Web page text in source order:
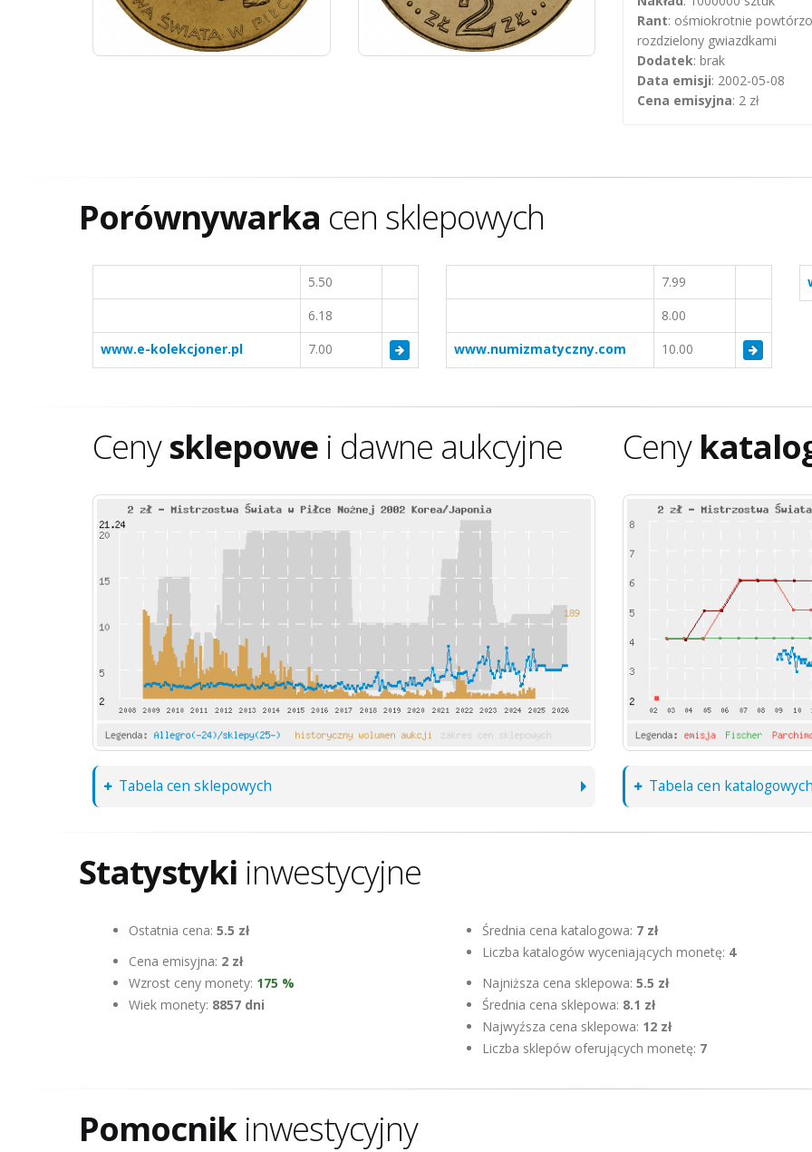
Rant: ośmiokrotnie
rozdzielony gwiazdkami
Dodatek: brak
Data emisji: 2002-05-08
Cena emisyjna: 2 zł
Porównywarka cen sklepowych
5.50
6.18
www.e-kolekcjoner.pl
7.00
7.99
8.00
www.numizmatyczny.com
10.00
Cenysklepowe i dawne aukcyjne
Tabela cen sklepowych
Ceny
Tabela cen
Statystyki inwestycyjne
Ostatnia cena: 5.5 zł
Cena emisyjna: 2 zł
Wzrost ceny monety: 175 %
Wiek monety: 8857 dni
Średnia cena katalogowa: 7 zł
Liczba katalogów wyceniających monetę: 4
Najniższa cena sklepowa: 5.5 zł
Średnia cena sklepowa: 8.1 zł
Najwyźsza cena sklepowa: 12 zł
Liczba sklepów oferujących monetę: 7
Pomocnikinwestycyjny